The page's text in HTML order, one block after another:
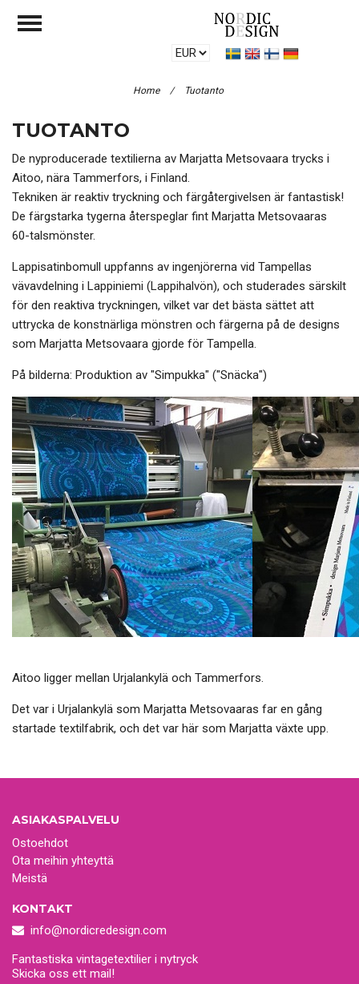
Home / Tuotanto
TUOTANTO
De nyproducerade textilierna av Marjatta Metsovaara trycks i
Aitoo, nära Tammerfors, i Finland.
Tekniken är reaktiv tryckning och färgåtergivelsen är fantastisk!
De färgstarka tygerna återspeglar fint Marjatta Metsovaaras
60-talsmönster.
Lappisatinbomull uppfanns av ingenjörerna vid Tampellas
vävavdelning i Lappiniemi (Lappihalvön), och studerades särskilt
för den reaktiva tryckningen, vilket var det bästa sättet att
uttrycka de konstnärliga mönstren och färgerna på de designs
som Marjatta Metsovaara gjorde för Tampella.
På bilderna: Produktion av "Simpukka" ("Snäcka")
Aitoo ligger mellan Urjalankylä och Tammerfors.
Det var i Urjalankylä som Marjatta Metsovaaras far en gång
startade textilfabrik, och det var här som Marjatta växte upp.
ASIAKASPALVELU
Ostoehdot
Ota meihin yhteyttä
Meistä
KONTAKT
info@nordicredesign.com
Fantastiska vintagetextilier i nytryck
Skicka oss ett mail!